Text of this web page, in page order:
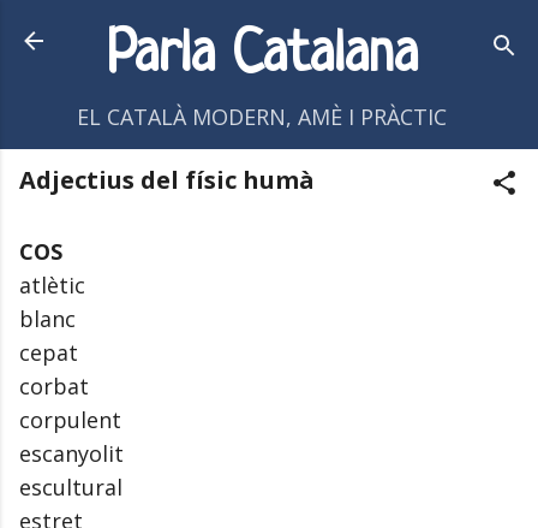
Salta al contingut principal
Parla Catalana
EL CATALÀ MODERN, AMÈ I PRÀCTIC
Adjectius del físic humà
COS
atlètic
blanc
cepat
corbat
corpulent
escanyolit
escultural
estret